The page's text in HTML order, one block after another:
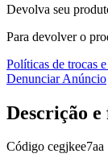
Devolva seu
Para devolver o
Políticas de trocas
Denunciar Anúncio
Descrição
Código cegjkee7aa